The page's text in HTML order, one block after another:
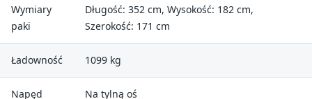
Wymiary
paki
Długość: 352 cm, Wysokość: 182 cm,
Szerokość: 171 cm
Ładowność 1099 kg
Napęd Na tylną oś